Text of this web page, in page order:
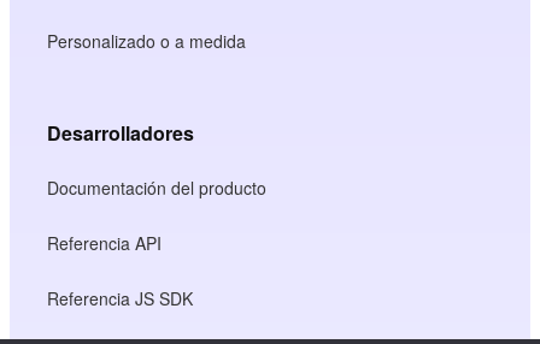
Personalizado o a medida
Desarrolladores
Documentación del producto
Referencia API
Referencia JS SDK